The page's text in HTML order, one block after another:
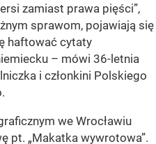
zamiast prawa pięści”,
sprawom, pojawiają się
haftować cytaty
– mówi 36-letnia
i członkini Polskiego
we Wrocławiu
pt. „Makatka wywrotowa”.